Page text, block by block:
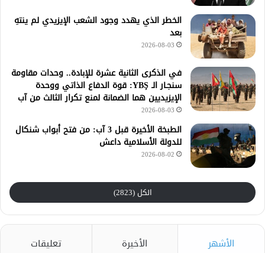
الخطر الذي يهدد وجود الشعب الإيزيدي لم ينتهِ
بعد
2026-08-03
في الذكرى الثانية عشرة للإبادة.. وحدات مقاومة
سنجـار الـ YBŞ: قوة الدفاع الذاتي ووحدة
الإيزيديين هما الضمانة لمنع تكرار الثالث من آب
2026-08-03
الطبخة الأخيرة قبل 3 آب: من فتح أبواب شنكال
للدولة الأسلامية داعش
2026-08-02
الكل (2823)
الأشهر الأخيرة تعليقات